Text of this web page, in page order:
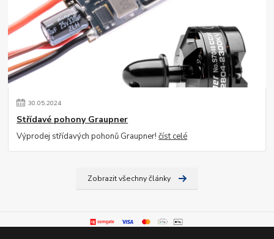
30.05.2024
Střídavé pohony Graupner
Výprodej střídavých pohonů Graupner!číst celé
Zobrazit všechny články